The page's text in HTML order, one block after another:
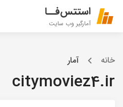
استتس‌فــا
آمارگیر وب سایت
خانه آمار
citymoviez4.ir